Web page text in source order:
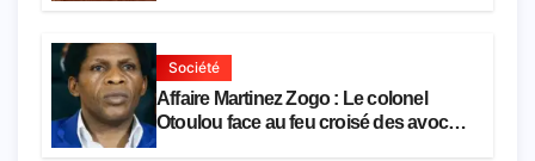
Société
Affaire Martinez Zogo : Le colonel
Otoulou face au feu croisé des avocats